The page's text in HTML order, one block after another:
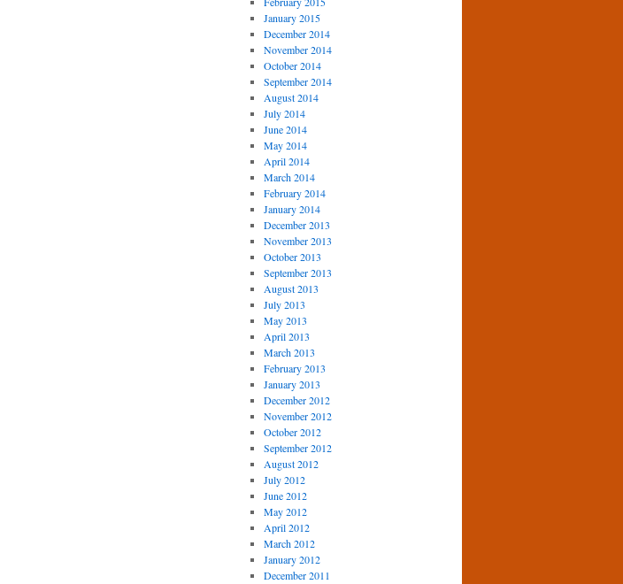
January 2015
December 2014
November 2014
October 2014
September 2014
August 2014
July 2014
June 2014
May 2014
April 2014
March 2014
February 2014
January 2014
December 2013
November 2013
October 2013
September 2013
August 2013
July 2013
May 2013
April 2013
March 2013
February 2013
January 2013
December 2012
November 2012
October 2012
September 2012
August 2012
July 2012
June 2012
May 2012
April 2012
March 2012
January 2012
December 2011